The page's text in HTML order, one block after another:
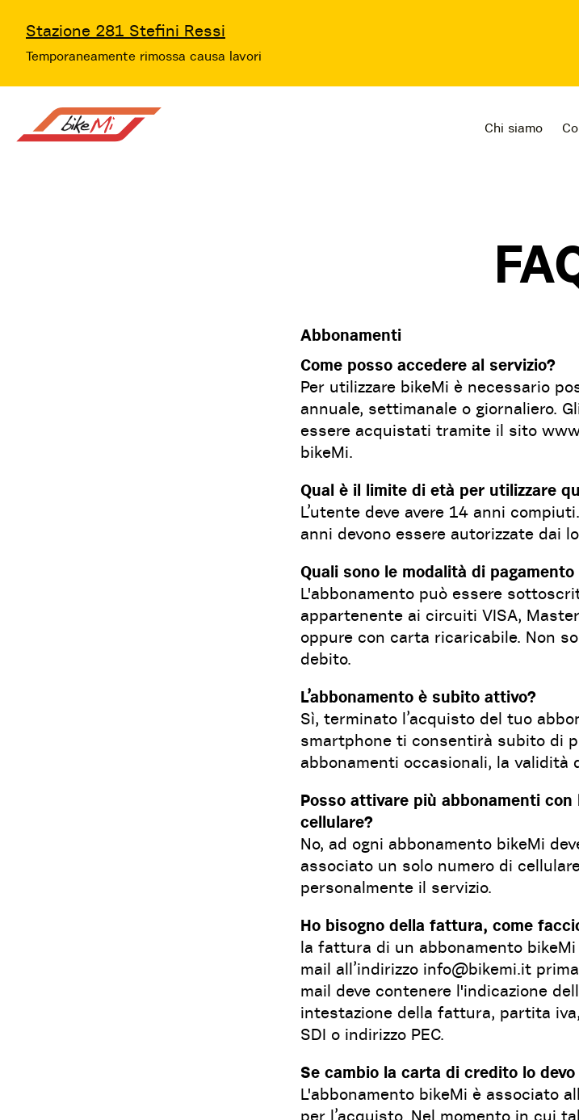
Stazione 281 Stefini Ressi
Temporaneamente rimossa causa lavori
Chi siamo
Abbonamenti
Come posso accedere al servizio?
Per utilizzare bikeMi è necessario
annuale, settimanale o giornaliero.
essere acquistati tramite il sito
bikeMi.
Qual è il limite di età per utilizzare
L’utente deve avere 14 anni
anni devono essere autorizzate dai
Quali sono le modalità di
L'abbonamento può essere
appartenente ai circuiti VISA,
oppure con carta ricaricabile. Non
debito.
L’abbonamento è subito attivo?
Sì, terminato l’acquisto del tuo
smartphone ti consentirà subito di
abbonamenti occasionali, la validità
Posso attivare più abbonamenti
cellulare?
No, ad ogni abbonamento bikeMi
associato un solo numero di
personalmente il servizio.
Ho bisogno della fattura, come
la fattura di un abbonamento
mail all’indirizzo info@bikemi.it
mail deve contenere l'indicazione
intestazione della fattura, partita
SDI o indirizzo PEC.
Se cambio la carta di credito lo
L'abbonamento bikeMi è associato
per l’acquisto. Nel momento in cui